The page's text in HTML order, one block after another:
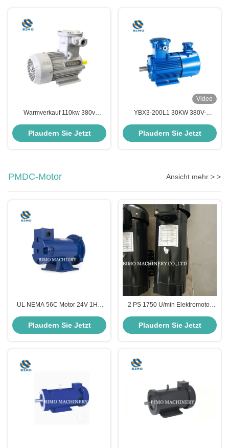
Warmverkauf 110kw 380v
und Staub-
Explosionssicherungsmotor der
Plaudern Sie Jetzt
Video
YBX3-200L1 30KW 380V-
Phasen-Flammbeständiger
Explosionssicherer Elektromotor
Plaudern Sie Jetzt
PMDC-Motor Ansicht mehr > >
UL NEMA 56C Motor 24V 1HP
Niedriggeschwindigkeits-
Elektromotor
Plaudern Sie Jetzt
2 PS 1750 U/min Elektromotor
Magneten 90V
Plaudern Sie Jetzt